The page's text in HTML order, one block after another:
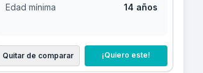
Edad mínima
14 años
Quitar de comparar ¡Quiero este!